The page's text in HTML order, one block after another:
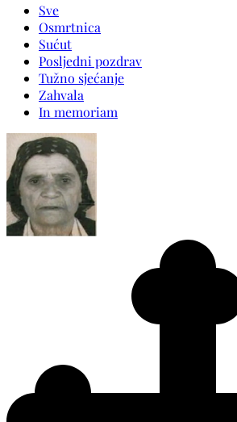
Sve
Osmrtnica
Sućut
Posljedni pozdrav
Tužno sjećanje
Zahvala
In memoriam